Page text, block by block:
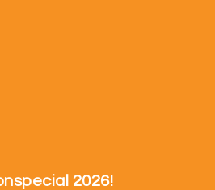
2026!